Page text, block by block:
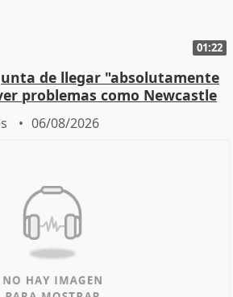
01:22
de llegar "absolutamente
problemas como Newcastle
06/08/2026